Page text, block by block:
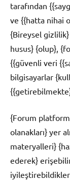
tarafından
ve {{hatta nihai
{Bireysel
husus} {olup},
{{güvenli veri
bilgisayarlar
{Forum
olanakları} yer
materyalleri}
ederek}